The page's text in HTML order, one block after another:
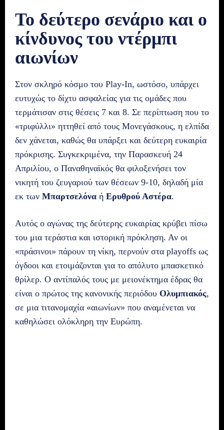
Το δεύτερο σενάριο και ο
κίνδυνος του ντέρμπι
αιωνίων
Στον σκληρό κόσμο του Play-In, ωστόσο, υπάρχει
ευτυχώς το δίχτυ ασφαλείας για τις ομάδες που
τερμάτισαν στις θέσεις 7 και 8. Σε περίπτωση που το
«τριφύλλι» ηττηθεί από τους Μονεγάσκους, η ελπίδα
δεν χάνεται, καθώς θα υπάρξει και δεύτερη ευκαιρία
πρόκρισης. Συγκεκριμένα, την Παρασκευή 24
Απριλίου, ο Παναθηναϊκός θα φιλοξενήσει τον
νικητή του ζευγαριού των θέσεων 9-10, δηλαδή μία
εκ των Μπαρτσελόνα ή Ερυθρού Αστέρα.
Αυτός ο αγώνας της δεύτερης ευκαιρίας κρύβει πίσω
του μια τεράστια και ιστορική πρόκληση. Αν οι
«πράσινοι» πάρουν τη νίκη, περνούν στα playoffs ως
όγδοοι και ετοιμάζονται για το απόλυτο μπασκετικό
θρίλερ. Ο αντίπαλός τους με μειονέκτημα έδρας θα
είναι ο πρώτος της κανονικής περιόδου Ολυμπιακός,
σε μια τιτανομαχία «αιωνίων» που αναμένεται να
καθηλώσει ολόκληρη την Ευρώπη.